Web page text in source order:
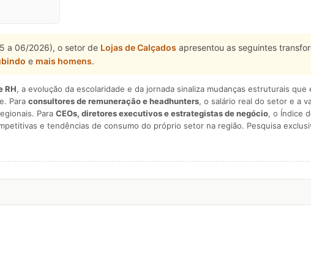
a 06/2026), o setor de Lojas de Calçados apresentou as seguintes
e mais homens.
RH, a evolução da escolaridade e da jornada sinaliza mudanças estruturais que
Para consultores de remuneração e headhunters, o salário real do setor e a
Para CEOs, diretores executivos e estrategistas de negócio, o Índice
e tendências de consumo do próprio setor na região. Pesquisa